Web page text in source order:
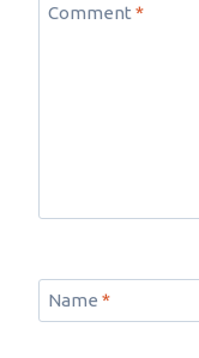
Comment *
Name *